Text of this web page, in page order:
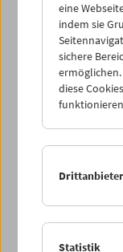
Share on
eine
indem sie
sichere
diese
Statistik